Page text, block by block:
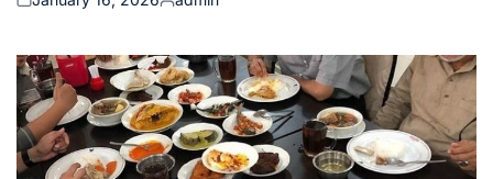
Posted
Posted